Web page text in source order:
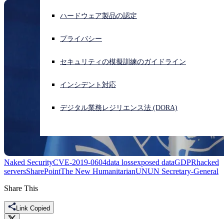
サイバー攻撃を受けている場合、連絡先はこちら
ハードウェア製品の認定
プライバシー
セキュリティの模擬訓練のガイドライン
インシデント対応
デジタル業務レジリエンス法 (DORA)
Naked SecurityCVE-2019-0604data lossexposed dataGDPRhacked
serversSharePointThe New HumanitarianUNUN Secretary-General
Share This
Link Copied